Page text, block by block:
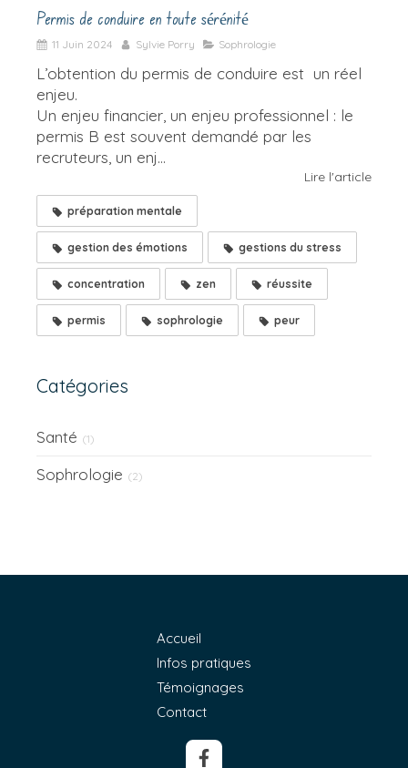
Permis de conduire en toute sérénité
11 Juin 2024 Sylvie Porry Sophrologie
L’obtention du permis de conduire est un réel
enjeu.
Un enjeu financier, un enjeu professionnel : le
permis B est souvent demandé par les
recruteurs, un enj...
Lire l'article
préparation mentale
gestion des émotions gestions du stress
concentration zen réussite
permis sophrologie peur
Catégories
Santé (1)
Sophrologie (2)
Accueil
Infos pratiques
Témoignages
Contact